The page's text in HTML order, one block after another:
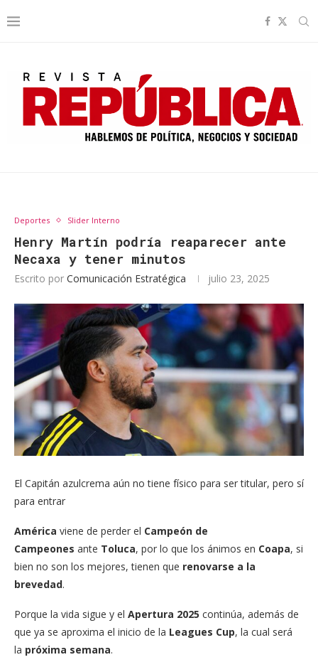
Deportes Slider Interno
Henry Martín podría reaparecer ante
Necaxa y tener minutos
Escrito por Comunicación Estratégica julio 23, 2025
El Capitán azulcrema aún no tiene físico para ser titular, pero sí
para entrar
América viene de perder el Campeón de
Campeones ante Toluca, por lo que los ánimos en Coapa, si
bien no son los mejores, tienen que renovarse a la
brevedad.
Porque la vida sigue y el Apertura 2025 continúa, además de
que ya se aproxima el inicio de la Leagues Cup, la cual será
la próxima semana.